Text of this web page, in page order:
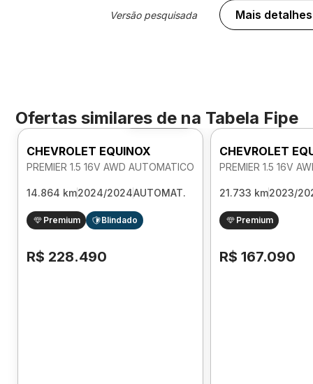
Versão pesquisada Mais detalhes
Ofertas similares de na Tabela Fipe
Foto 360º
CHEVROLET EQUINOX
PREMIER 1.5 16V AWD AUTOMATICO
14.864 km2024/2024AUTOMAT.
Premium Blindado
R$ 228.490
CHEVROLET
PREMIER 1.5 16V
21.733 km2023/
Premium
R$ 167.090